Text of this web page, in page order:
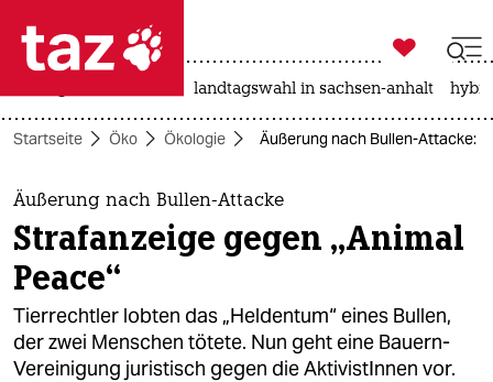
 taz zahl ich
taz zahl ich
themen
politik
öko
gesellschaft

taz zahl ich
landtagswahl in sachsen-anhalt
Startseite Öko Ökologie Äußerung nach Bullen-Attacke:
Äußerung nach Bullen-Attacke
Strafanzeige gegen „Animal
Peace“
Tierrechtler lobten das „Heldentum“ eines Bullen,
der zwei Menschen tötete. Nun geht eine Bauern-
Vereinigung juristisch gegen die AktivistInnen vor.